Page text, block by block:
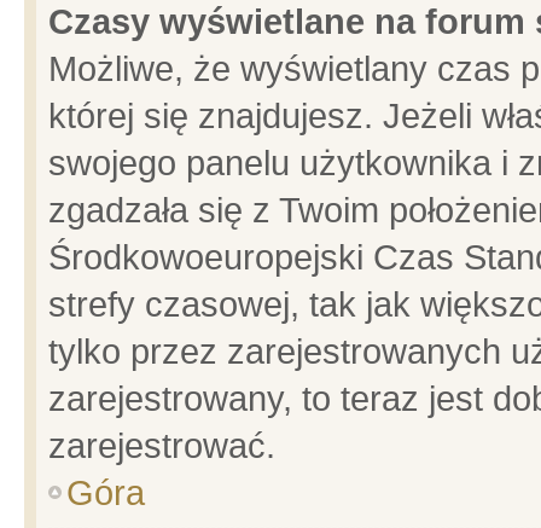
Czasy wyświetlane na forum
Możliwe, że wyświetlany czas
której się znajdujesz. Jeżeli
swojego panelu użytkownika i
zgadzała się z Twoim
Środkowoeuropejski Czas
strefy czasowej, tak jak
tylko przez zarejestrowanych
zarejestrowany, to teraz jest
zarejestrować.
Góra